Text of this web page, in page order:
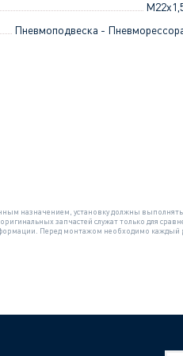
Пневмоподвеска -
назначением, установку должны
запчастей служат только для
Перед монтажом необходимо каждый